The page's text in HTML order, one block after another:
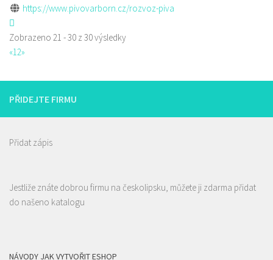
https://www.pivovarborn.cz/rozvoz-piva
Zobrazeno 21 - 30 z 30 výsledky
«12»
PŘIDEJTE FIRMU
Přidat zápis
Jestliže znáte dobrou firmu na českolipsku, můžete ji zdarma přidat
do našeno katalogu
NÁVODY JAK VYTVOŘIT ESHOP